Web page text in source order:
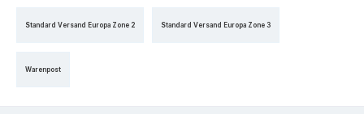
Standard Versand Europa Zone 2 Standard Versand Europa Zone 3
Warenpost